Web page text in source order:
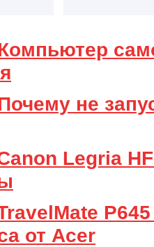
не
Legria
от Acer